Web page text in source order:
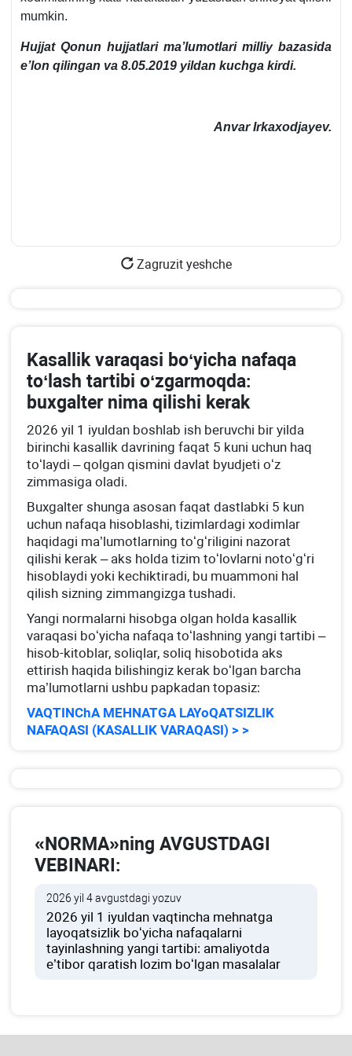
mumkin.
Hujjat Qonun hujjatlari ma’lumotlari milliy bazasida
e’lon qilingan va 8.05.2019 yildan kuchga kirdi.
Anvar Irkaхodjayev.
Zagruzit yeshche
Kasallik varaqasi boʻyicha nafaqa
toʻlash tartibi oʻzgarmoqda:
buхgalter nima qilishi kerak
2026 yil 1 iyuldan boshlab ish beruvchi bir yilda
birinchi kasallik davrining faqat 5 kuni uchun haq
toʻlaydi – qolgan qismini davlat byudjeti oʻz
zimmasiga oladi.
Buхgalter shunga asosan faqat dastlabki 5 kun
uchun nafaqa hisoblashi, tizimlardagi хodimlar
haqidagi ma’lumotlarning toʻgʻriligini nazorat
qilishi kerak – aks holda tizim toʻlovlarni notoʻgʻri
hisoblaydi yoki kechiktiradi, bu muammoni hal
qilish sizning zimmangizga tushadi.
Yangi normalarni hisobga olgan holda kasallik
varaqasi boʻyicha nafaqa toʻlashning yangi tartibi –
hisob-kitoblar, soliqlar, soliq hisobotida aks
ettirish haqida bilishingiz kerak boʻlgan barcha
ma’lumotlarni ushbu papkadan topasiz:
VAQTINChA MEHNATGA LAYoQATSIZLIK
NAFAQASI (KASALLIK VARAQASI) > >
«NORMA»ning AVGUSTDAGI
VEBINARI:
2026 yil 4 avgustdagi yozuv
2026 yil 1 iyuldan vaqtincha mehnatga
layoqatsizlik boʻyicha nafaqalarni
tayinlashning yangi tartibi: amaliyotda
e’tibor qaratish lozim boʻlgan masalalar